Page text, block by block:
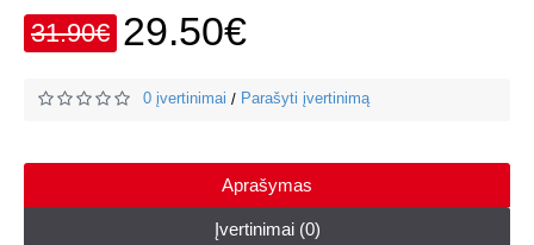
31.90€ 29.50€
0 įvertinimai / Parašyti įvertinimą
Aprašymas
Įvertinimai (0)